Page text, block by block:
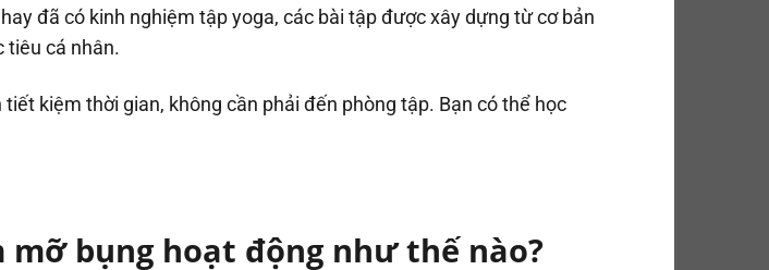
đã có kinh nghiệm tập yoga, các bài tập được xây dựng từ cơ bản
tiêu cá nhân.
tiết kiệm thời gian, không cần phải đến phòng tập. Bạn có thể học
mỡ bụng hoạt động như thế nào?